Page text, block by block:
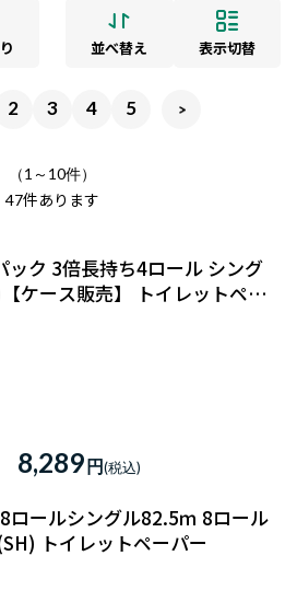
2 3 4 5
並べ替え 表示切替
（1～10件）
47件あります
ック 3倍長持ち4ロール シング
ケース販売】 トイレットペー
8,289 円
ロールシングル82.5ｍ 8ロール
トイレットペーパー